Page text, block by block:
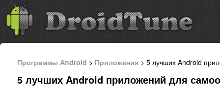
Программы Android > Приложения > 5 лучших Android
5 лучших Android приложений для